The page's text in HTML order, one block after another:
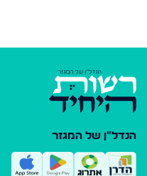
הנדל"ן של המגזר